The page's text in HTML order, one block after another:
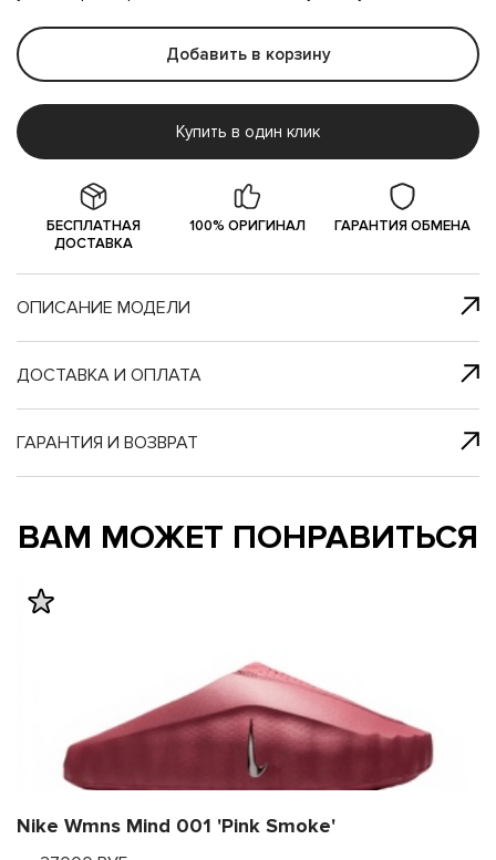
Добавить в корзину
Купить в один клик
клик
и в
наш
БЕСПЛАТНАЯ
ДОСТАВКА
100% ОРИГИНАЛ ГАРАНТИЯ ОБМЕНА
ОПИСАНИЕ МОДЕЛИ
ДОСТАВКА И ОПЛАТА
ГАРАНТИЯ И ВОЗВРАТ
ВАМ МОЖЕТ ПОНРАВИТЬСЯ
Nike Wmns Mind 001 'Pink Smoke'
с нами
и в
наш